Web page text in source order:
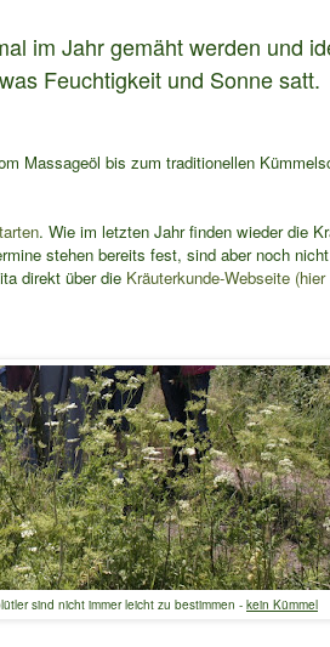
im Jahr gemäht werden und
Feuchtigkeit und Sonne satt.
Massageöl bis zum traditionellen
. Wie im letzten Jahr finden wieder die
stehen bereits fest, sind aber noch nicht
direkt über die Kräuterkunde-Webseite (hier
sind nicht immer leicht zu bestimmen - kein Kümmel